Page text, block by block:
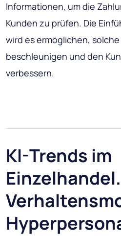
Informationen, um die
Kunden zu prüfen. Die
wird es ermöglichen,
beschleunigen und den
verbessern.
KI-Trends im
Einzelhandel.